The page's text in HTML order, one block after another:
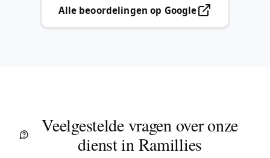
Alle beoordelingen op Google
Veelgestelde vragen over onze
dienst in Ramillies